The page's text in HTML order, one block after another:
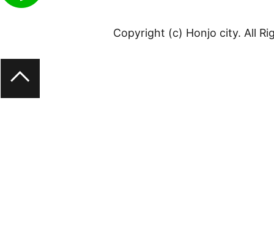
Copyright (c) Honjo city. All